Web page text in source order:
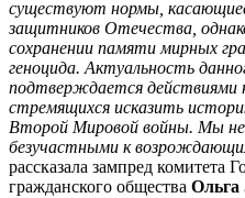
существуют нормы,
защитников Отечества,
сохранении памяти мирных
геноцида. Актуальность
подтверждается действиями
стремящихся исказить
Второй Мировой войны. Мы
безучастными к
рассказала зампред комитета
гражданского общества Ольга